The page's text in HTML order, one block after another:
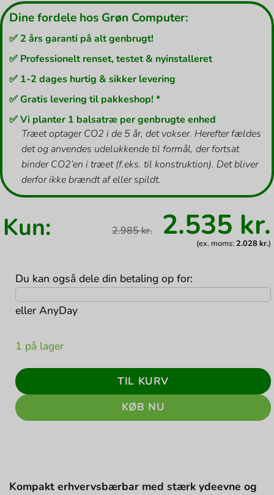
Dine fordele hos Grøn Computer:
✅ 2 års garanti på alt genbrugt!
✅ Professionelt renset, testet & nyinstalleret
✅ 1-2 dages hurtig & sikker levering
✅ Gratis levering til pakkeshop! *
✅ Vi planter 1 balsatræ per genbrugte enhed
Træet optager CO2 i de 5 år, det vokser. Herefter fældes
det og anvendes udelukkende til formål, der fortsat
binder CO2’en i træet (f.eks. til konstruktion). Det bliver
derfor ikke brændt af eller spildt.
Kun: 2.985kr. Den
pris
var:
2.985 kr..
2.535 kr.
(ex. moms:2.028kr.)
Du kan også dele din betaling op for:
ellerAnyDay
1 på lager
TIL KURV
KØB NU
Kompakt erhvervsbærbar med stærk ydeevne og